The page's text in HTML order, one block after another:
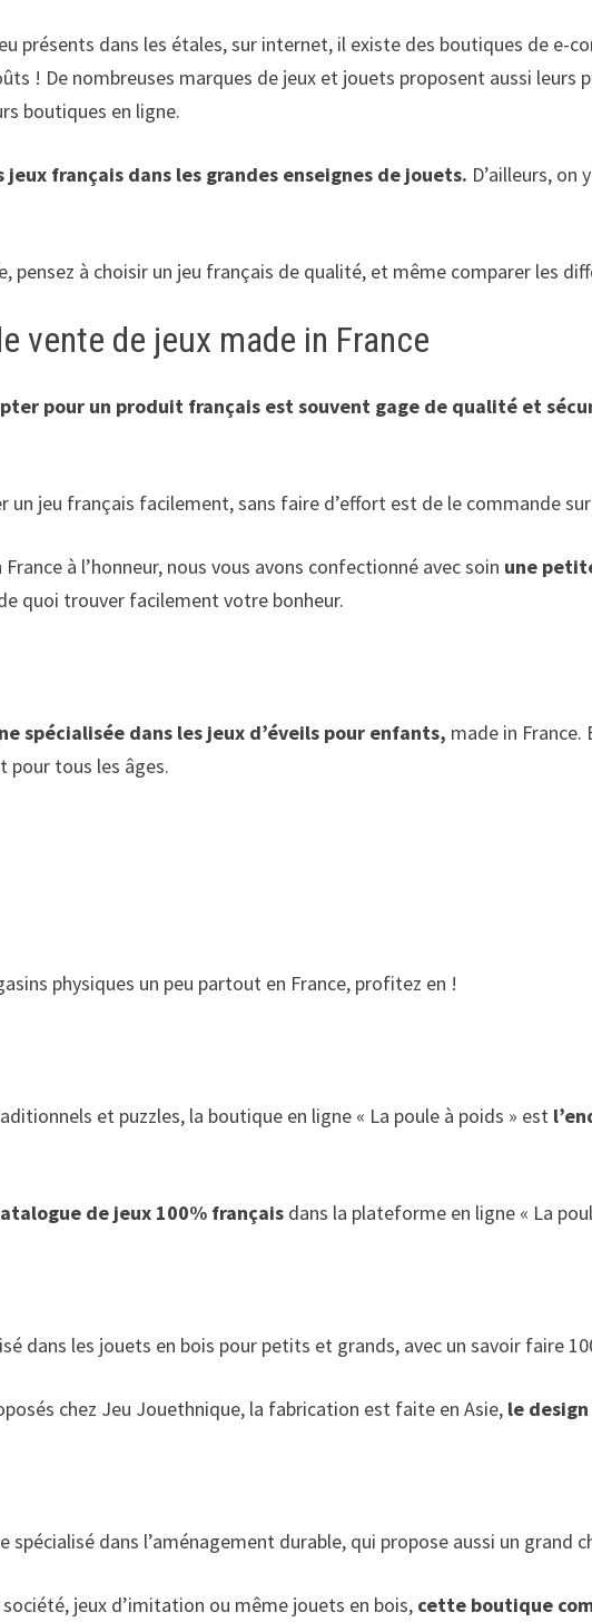
présents dans les étales, sur internet, il existe des boutiques de e-
! De nombreuses marques de jeux et jouets proposent aussi leurs
boutiques en ligne.
jeux français dans les grandes enseignes de jouets. D’ailleurs, on
pensez à choisir un jeu français de qualité, et même comparer les
vente de jeux made in France
pour un produit français est souvent gage de qualité et
un jeu français facilement, sans faire d’effort est de le commande
à l’honneur, nous vous avons confectionné avec soin une
quoi trouver facilement votre bonheur.
spécialisée dans les jeux d’éveils pour enfants, made in
pour tous les âges.
physiques un peu partout en France, profitez en !
et puzzles, la boutique en ligne « La poule à poids » est
de jeux 100% français dans la plateforme en ligne « La
dans les jouets en bois pour petits et grands, avec un savoir faire
chez Jeu Jouethnique, la fabrication est faite en Asie, le
dans l’aménagement durable, qui propose aussi un grand
jeux d’imitation ou même jouets en bois, cette boutique